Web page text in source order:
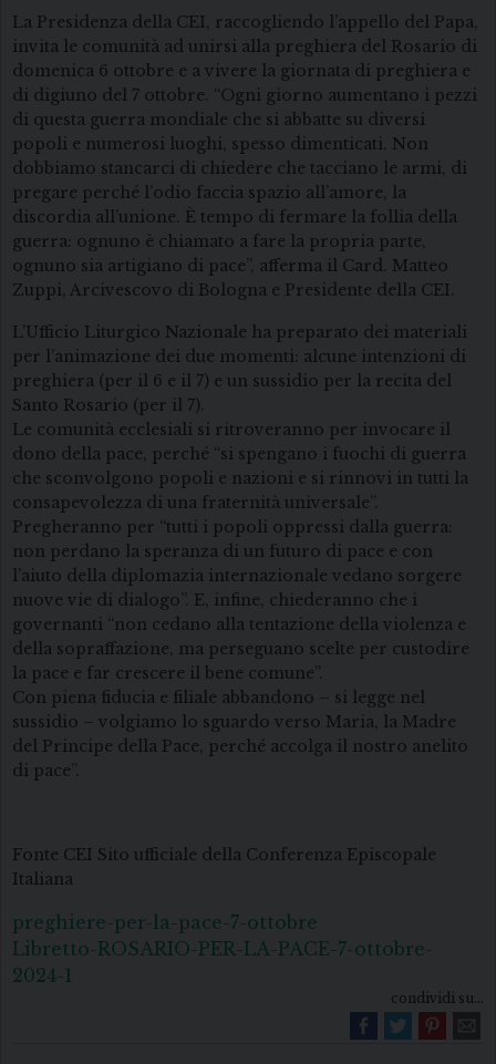
La Presidenza della CEI, raccogliendo l’appello del Papa,
invita le comunità ad unirsi alla preghiera del Rosario di
domenica 6 ottobre e a vivere la giornata di preghiera e
di digiuno del 7 ottobre. “Ogni giorno aumentano i pezzi
di questa guerra mondiale che si abbatte su diversi
popoli e numerosi luoghi, spesso dimenticati. Non
dobbiamo stancarci di chiedere che tacciano le armi, di
pregare perché l’odio faccia spazio all’amore, la
discordia all’unione. È tempo di fermare la follia della
guerra: ognuno è chiamato a fare la propria parte,
ognuno sia artigiano di pace”, afferma il Card. Matteo
Zuppi, Arcivescovo di Bologna e Presidente della CEI.
L’Ufficio Liturgico Nazionale ha preparato dei materiali
per l’animazione dei due momenti: alcune intenzioni di
preghiera (per il 6 e il 7) e un sussidio per la recita del
Santo Rosario (per il 7).
Le comunità ecclesiali si ritroveranno per invocare il
dono della pace, perché “si spengano i fuochi di guerra
che sconvolgono popoli e nazioni e si rinnovi in tutti la
consapevolezza di una fraternità universale”.
Pregheranno per “tutti i popoli oppressi dalla guerra:
non perdano la speranza di un futuro di pace e con
l’aiuto della diplomazia internazionale vedano sorgere
nuove vie di dialogo”. E, infine, chiederanno che i
governanti “non cedano alla tentazione della violenza e
della sopraffazione, ma perseguano scelte per custodire
la pace e far crescere il bene comune”.
Con piena fiducia e filiale abbandono – si legge nel
sussidio – volgiamo lo sguardo verso Maria, la Madre
del Principe della Pace, perché accolga il nostro anelito
di pace”.
Fonte CEI Sito ufficiale della Conferenza Episcopale
Italiana
preghiere-per-la-pace-7-ottobre
Libretto-ROSARIO-PER-LA-PACE-7-ottobre-
2024-1
condividi su...